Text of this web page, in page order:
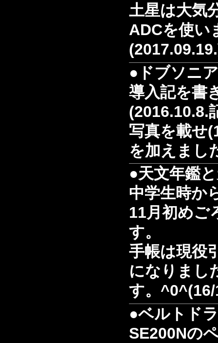
土星は大気
ADCを使い
●ドブソニ
導入記を書
(2016.10.8.
写真を載せ
を加えまし
●天文年鑑
中学生時か
11月初めご
す。
手帳は現役
になりまし
す。^0^(16/
●ベルトド
SE200Nの